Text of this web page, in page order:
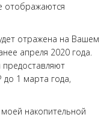
отображаются
отражена на Вашем
апреля 2020 года.
предоставляют
до 1 марта года,
накопительной